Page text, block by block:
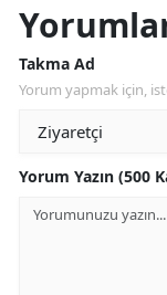
Takma Ad
Yorum yapmak için,
Yorum Yazın (500